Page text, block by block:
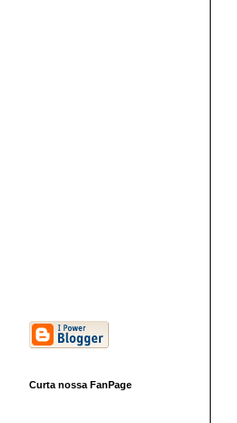
Curta nossa FanPage